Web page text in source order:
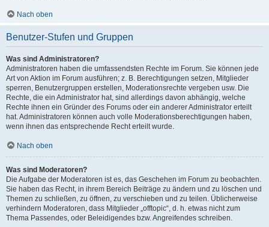
Nach oben
Benutzer-Stufen und Gruppen
Was sind Administratoren?
Administratoren haben die umfassendsten Rechte im Forum. Sie können jede
Art von Aktion im Forum ausführen; z. B. Berechtigungen setzen, Mitglieder
sperren, Benutzergruppen erstellen, Moderationsrechte vergeben usw. Die
Rechte, die ein Administrator hat, sind allerdings davon abhängig, welche
Rechte ihnen ein Gründer des Forums oder ein anderer Administrator erteilt
hat. Administratoren können auch volle Moderationsberechtigungen haben,
wenn ihnen das entsprechende Recht erteilt wurde.
Nach oben
Was sind Moderatoren?
Die Aufgabe der Moderatoren ist es, das Geschehen im Forum zu beobachten.
Sie haben das Recht, in ihrem Bereich Beiträge zu ändern und zu löschen und
Themen zu schließen, zu öffnen, zu verschieben und zu teilen. Üblicherweise
verhindern Moderatoren, dass Mitglieder „offtopic“, d. h. etwas nicht zum
Thema Passendes, oder Beleidigendes bzw. Angreifendes schreiben.